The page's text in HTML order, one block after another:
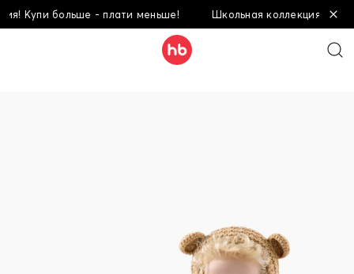
Купи больше - плати меньше! Школьная коллекция! Купи